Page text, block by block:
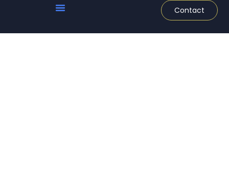
Contact